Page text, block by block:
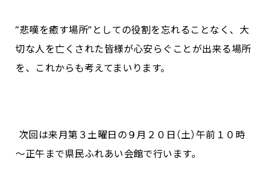
”悲嘆を癒す場所”としての役割を忘れることなく、大
切な人を亡くされた皆様が心安らぐことが出来る場所
を、これからも考えてまいります。
次回は来月第３土曜日の９月２０日（土）午前１０時
～正午まで県民ふれあい会館で行います。